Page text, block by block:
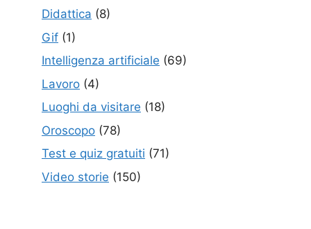
Didattica (8)
Gif (1)
Intelligenza artificiale (69)
Lavoro (4)
Luoghi da visitare (18)
Oroscopo (78)
Test e quiz gratuiti (71)
Video storie (150)